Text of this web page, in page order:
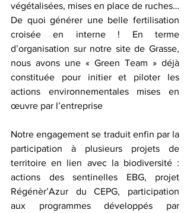
végétalisées, mises en place de ruches…
De quoi générer une belle fertilisation
croisée en interne ! En terme
d’organisation sur notre site de Grasse,
nous avons une « Green Team » déjà
constituée pour initier et piloter les
actions environnementales mises en
œuvre par l’entreprise
Notre engagement se traduit enfin par la
participation à plusieurs projets de
territoire en lien avec la biodiversité :
actions des sentinelles EBG, projet
Régénèr’Azur du CEPG, participation
aux programmes développés par